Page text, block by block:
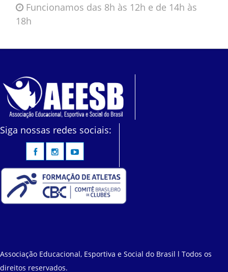
Funcionamos das 8h às 12h e de 14h às
18h
Siga nossas redes sociais:
Associação Educacional, Esportiva e Social do Brasil l Todos os
direitos reservados.